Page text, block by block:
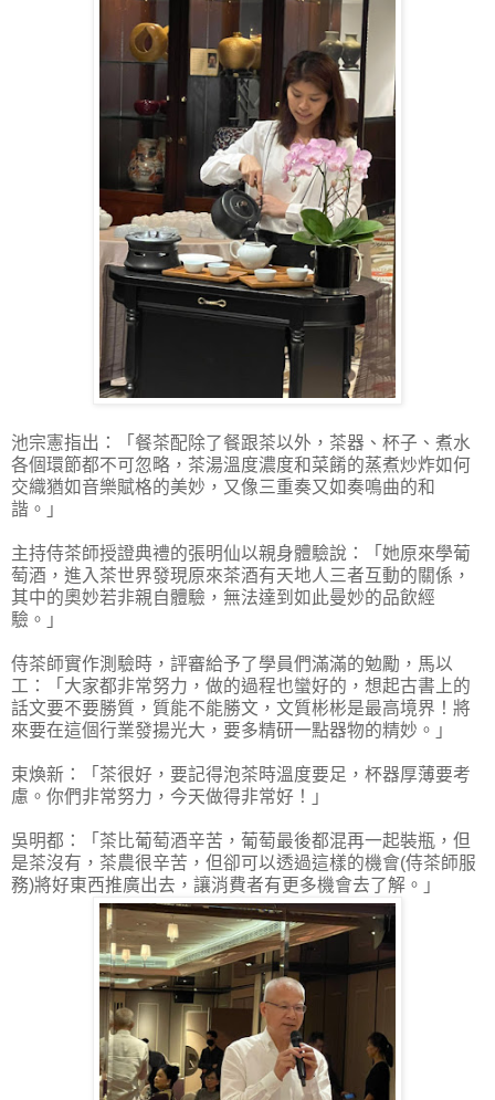
池宗憲指出：「餐茶配除了餐跟茶以外，茶器、杯子、煮水
各個環節都不可忽略，茶湯溫度濃度和菜餚的蒸煮炒炸如何
交織猶如音樂賦格的美妙，又像三重奏又如奏鳴曲的和
諧。」
主持侍茶師授證典禮的張明仙以親身體驗說：「她原來學葡
萄酒，進入茶世界發現原來茶酒有天地人三者互動的關係，
其中的奧妙若非親自體驗，無法達到如此曼妙的品飲經
驗。」
侍茶師實作測驗時，評審給予了學員們滿滿的勉勵，馬以
工：「大家都非常努力，做的過程也蠻好的，想起古書上的
話文要不要勝質，質能不能勝文，文質彬彬是最高境界！將
來要在這個行業發揚光大，要多精研一點器物的精妙。」
束煥新：「茶很好，要記得泡茶時溫度要足，杯器厚薄要考
慮。你們非常努力，今天做得非常好！」
吳明都：「茶比葡萄酒辛苦，葡萄最後都混再一起裝瓶，但
是茶沒有，茶農很辛苦，但卻可以透過這樣的機會(侍茶師服
務)將好東西推廣出去，讓消費者有更多機會去了解。」